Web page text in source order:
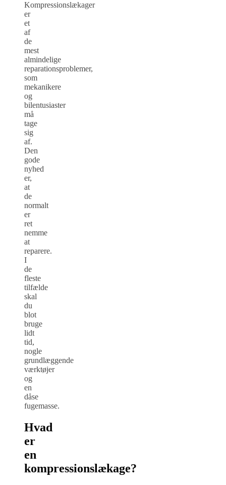
Kompressionslækager
er
et
af
de
mest
almindelige
reparationsproblemer,
som
mekanikere
og
bilentusiaster
må
tage
sig
af.
Den
gode
nyhed
er,
at
de
normalt
er
ret
nemme
at
reparere.
I
de
fleste
tilfælde
skal
du
blot
bruge
lidt
tid,
nogle
grundlæggende
værktøjer
og
en
dåse
fugemasse.
Hvad
er
en
kompressionslækage?